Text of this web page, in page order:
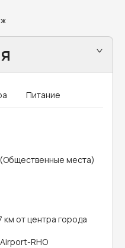
Питание
места)
км от центра города
RHO